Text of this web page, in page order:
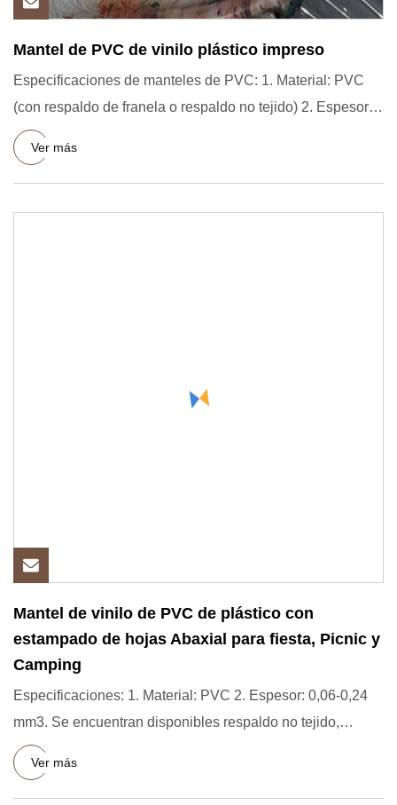
Mantel de PVC de vinilo plástico impreso
Especificaciones de manteles de PVC: 1. Material: PVC
(con respaldo de franela o respaldo no tejido) 2. Espesor:
0,08-0
Ver más
Mantel de vinilo de PVC de plástico con
estampado de hojas Abaxial para fiesta, Picnic y
Camping
Especificaciones: 1. Material: PVC 2. Espesor: 0,06-0,24
mm3. Se encuentran disponibles respaldo no tejido,
respaldo d
Ver más